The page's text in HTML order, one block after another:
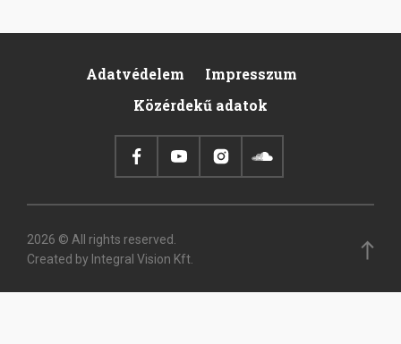
Adatvédelem
Impresszum
Közérdekű adatok
2026 © All rights reserved.
Created by Integral Vision Kft.